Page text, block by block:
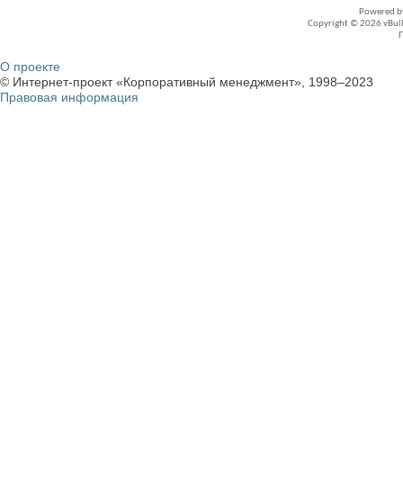
Powered
Copyright © 2026
О проекте
© Интернет-проект «Корпоративный менеджмент», 1998–2023
Правовая информация